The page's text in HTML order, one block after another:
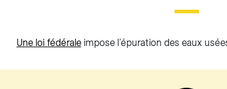
Une loi fédérale impose l’épuration des eaux